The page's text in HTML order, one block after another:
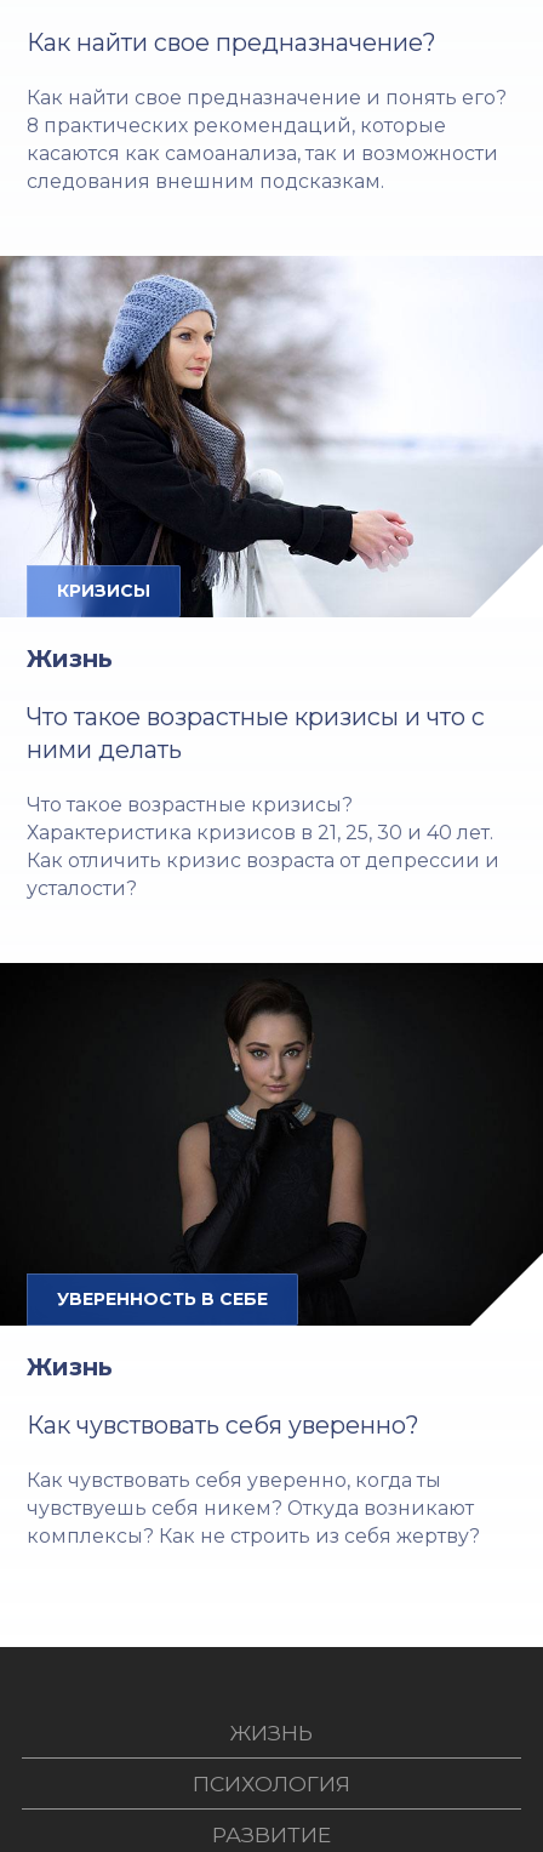
Как найти свое предназначение?
Как найти свое предназначение и понять его?
8 практических рекомендаций, которые
касаются как самоанализа, так и возможности
следования внешним подсказкам.
КРИЗИСЫ
Жизнь
Что такое возрастные кризисы и что с
ними делать
Что такое возрастные кризисы?
Характеристика кризисов в 21, 25, 30 и 40 лет.
Как отличить кризис возраста от депрессии и
усталости?
УВЕРЕННОСТЬ В СЕБЕ
Жизнь
Как чувствовать себя уверенно?
Как чувствовать себя уверенно, когда ты
чувствуешь себя никем? Откуда возникают
комплексы? Как не строить из себя жертву?
ЖИЗНЬ
ПСИХОЛОГИЯ
РАЗВИТИЕ